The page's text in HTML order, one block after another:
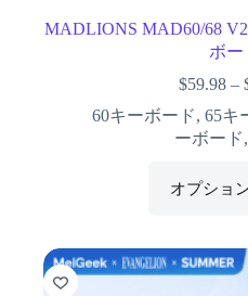
MADLIONS MAD60/68
ボー
$59.98 –
60キーボード,65キ
ーボード,
オプショ